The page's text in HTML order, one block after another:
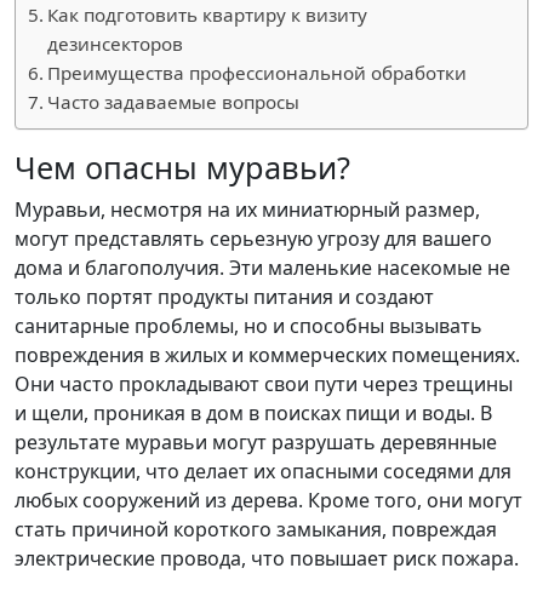
Как подготовить квартиру к визиту
дезинсекторов
Преимущества профессиональной обработки
Часто задаваемые вопросы
Чем опасны муравьи?
Муравьи, несмотря на их миниатюрный размер,
могут представлять серьезную угрозу для вашего
дома и благополучия. Эти маленькие насекомые не
только портят продукты питания и создают
санитарные проблемы, но и способны вызывать
повреждения в жилых и коммерческих помещениях.
Они часто прокладывают свои пути через трещины
и щели, проникая в дом в поисках пищи и воды. В
результате муравьи могут разрушать деревянные
конструкции, что делает их опасными соседями для
любых сооружений из дерева. Кроме того, они могут
стать причиной короткого замыкания, повреждая
электрические провода, что повышает риск пожара.